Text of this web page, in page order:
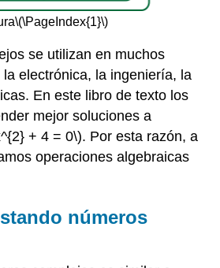
\(\PageIndex{1}\)
se utilizan en muchos
electrónica, la ingeniería, la
En este libro de texto los
mejor soluciones a
+ 4 = 0\). Por esta razón, a
operaciones algebraicas
números